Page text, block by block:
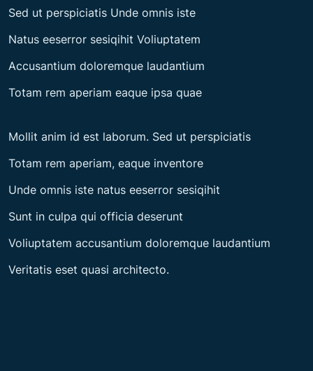
Sed ut perspiciatis Unde omnis iste
Natus eeserror sesiqihit Voliuptatem
Accusantium doloremque laudantium
Totam rem aperiam eaque ipsa quae
Mollit anim id est laborum. Sed ut perspiciatis
Totam rem aperiam, eaque inventore
Unde omnis iste natus eeserror sesiqihit
Sunt in culpa qui officia deserunt
Voliuptatem accusantium doloremque laudantium
Veritatis eset quasi architecto.